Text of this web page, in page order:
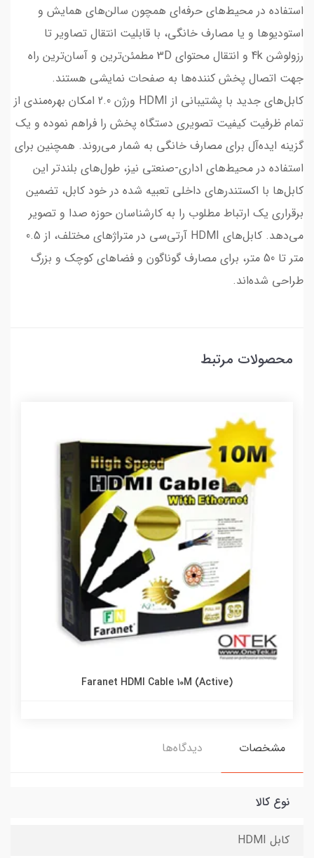
استفاده در محیط‌های حرفه‌ای همچون سالن‌های همایش و
استودیوها و یا مصارف خانگی، با قابلیت انتقال تصاویر تا
رزولوشن 4k و انتقال محتوای 3D مطمئن‌ترین و آسان‌ترین راه
جهت اتصال پخش کننده‌ها به صفحات نمایشی هستند.
کابل‌های جدید با پشتیبانی از HDMI ورژن 2.0 امکان بهره‌مندی از
تمام ظرفیت کیفیت تصویری دستگاه پخش را فراهم نموده و یک
گزینه ایده‌آل برای مصارف خانگی به شمار می‌روند. همچنین برای
استفاده در محیط‌های اداری-صنعتی نیز، طول‌های بلندتر این
کابل‌ها با اکستندرهای داخلی تعبیه شده در خود کابل، تضمین
برقراری یک ارتباط مطلوب را به کارشناسان حوزه صدا و تصویر
می‌دهد. کابل‌های HDMI آر‌تی‌سی در متراژهای مختلف، از 0.5
متر تا 50 متر، برای مصارف گوناگون و فضاهای کوچک و بزرگ
طراحی شده‌اند.
محصولات مرتبط
Faranet HDMI Cable 10M (Active)
مشخصات دیدگاه‌ها
نوع کالا
کابل HDMI